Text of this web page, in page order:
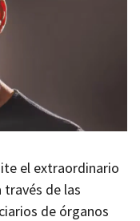
el extraordinario
de las
de órganos